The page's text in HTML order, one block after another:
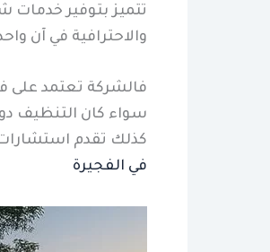
تتميز بتوفير
والاحترافية في آن
فالشركة تعتمد على
سواء كان التنظيف
كذلك تقدم استشارات
في الفجيرة